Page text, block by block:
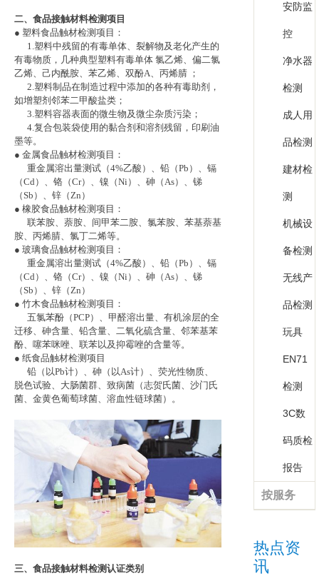
二、食品接触材料检测项目
● 塑料食品触材检测项目：
1.塑料中残留的有毒单体、裂解物及老化产生的
有毒物质，几种典型塑料有毒单体 氯乙烯、偏二氯
乙烯、己内酰胺、苯乙烯、双酚A、丙烯腈 ；
2.塑料制品在制造过程中添加的各种有毒助剂，
如增塑剂邻苯二甲酸盐类；
3.塑料容器表面的微生物及微尘杂质污染；
4.复合包装袋使用的黏合剂和溶剂残留，印刷油
墨等。
● 金属食品触材检测项目：
重金属溶出量测试（4%乙酸）、铅（Pb）、镉
（Cd）、铬（Cr）、镍（Ni）、砷（As）、锑
（Sb）、锌（Zn）
● 橡胶食品触材检测项目：
联苯胺、萘胺、间甲苯二胺、氯苯胺、苯基萘基
胺、丙烯腈、氯丁二烯等。
● 玻璃食品触材检测项目：
重金属溶出量测试（4%乙酸）、铅（Pb）、镉
（Cd）、铬（Cr）、镍（Ni）、砷（As）、锑
（Sb）、锌（Zn）
● 竹木食品触材检测项目：
五氯苯酚（PCP）、甲醛溶出量、有机涂层的全
迁移、砷含量、铅含量、二氧化硫含量、邻苯基苯
酚、噻苯咪唑、联苯以及抑霉唑的含量等。
● 纸食品触材检测项目
铅（以Pb计）、砷（以As计）、荧光性物质、
脱色试验、大肠菌群、致病菌（志贺氏菌、沙门氏
菌、金黄色葡萄球菌、溶血性链球菌）。
三、食品接触材料检测认证类别
安防监
控
净水器
检测
成人用
品检测
建材检
测
机械设
备检测
无线产
品检测
玩具
EN71
检测
3C数
码质检
报告
按服务
热点资
讯